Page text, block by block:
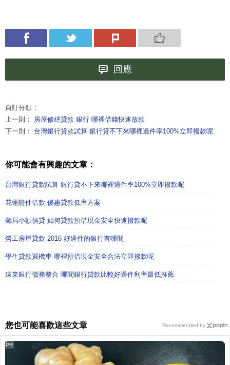
回應
自訂分類：
上一則： 房屋修繕貸款 銀行 哪裡借錢快速放款
下一則： 台灣銀行貸款試算 銀行貸不下來哪裡過件率100%立即撥款呢
你可能會有興趣的文章：
台灣銀行貸款試算 銀行貸不下來哪裡過件率100%立即撥款呢
花蓮證件借款 優惠貸款低率方案
郵局小額信貸 如何貸款預借現金安全快速撥款呢
勞工房屋貸款 2016 好過件的銀行有哪間
學生貸款買機車 哪裡預借現金安全合法立即撥款呢
遠東銀行債務整合 哪間銀行貸款比較好過件利率最低推薦
您也可能喜歡這些文章
PR
Recommended by